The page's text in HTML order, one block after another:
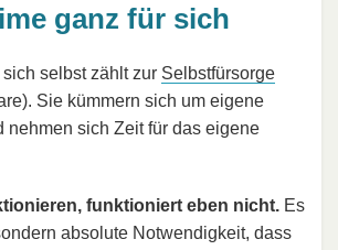
ganz für sich
selbst zählt zur Selbstfürsorge
Sie kümmern sich um eigene
nehmen sich Zeit für das eigene
funktioniert eben nicht. Es
absolute Notwendigkeit, dass